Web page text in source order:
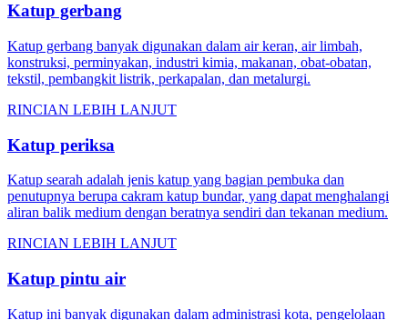
Katup gerbang
Katup gerbang banyak digunakan dalam air keran, air limbah,
konstruksi, perminyakan, industri kimia, makanan, obat-obatan,
tekstil, pembangkit listrik, perkapalan, dan metalurgi.
RINCIAN LEBIH LANJUT
Katup periksa
Katup searah adalah jenis katup yang bagian pembuka dan
penutupnya berupa cakram katup bundar, yang dapat menghalangi
aliran balik medium dengan beratnya sendiri dan tekanan medium.
RINCIAN LEBIH LANJUT
Katup pintu air
Katup ini banyak digunakan dalam administrasi kota, pengelolaan